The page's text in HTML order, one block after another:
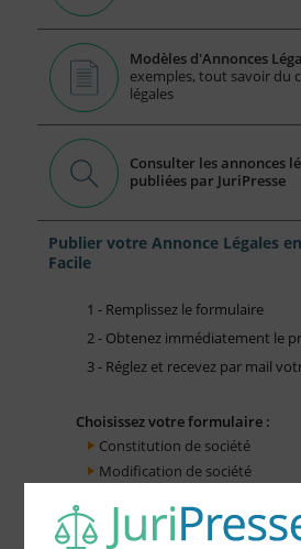
Modèles d'Annonces
exemples, tout savoir du
légales
Consulter les annonces
publiées par JuriPresse
Publier votre Annonce Légales
Facile
1 - Remplissez le formulaire
2 - Obtenez immédiatement le
3 - Réglez et recevez par mail
Choisissez votre formulaire :
Constitution de société
Modification de société
Cessation d'activité